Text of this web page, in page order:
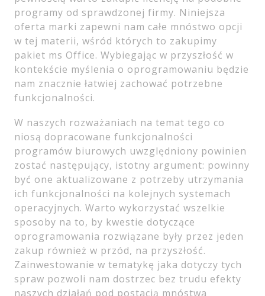
programy od sprawdzonej firmy. Niniejsza
oferta marki zapewni nam całe mnóstwo opcji
w tej materii, wśród których to zakupimy
pakiet ms Office. Wybiegając w przyszłość w
kontekście myślenia o oprogramowaniu będzie
nam znacznie łatwiej zachować potrzebne
funkcjonalności.
W naszych rozważaniach na temat tego co
niosą dopracowane funkcjonalności
programów biurowych uwzględniony powinien
zostać następujący, istotny argument: powinny
być one aktualizowane z potrzeby utrzymania
ich funkcjonalności na kolejnych systemach
operacyjnych. Warto wykorzystać wszelkie
sposoby na to, by kwestie dotyczące
oprogramowania rozwiązane były przez jeden
zakup również w przód, na przyszłość.
Zainwestowanie w tematykę jaka dotyczy tych
spraw pozwoli nam dostrzec bez trudu efekty
naszych działań pod postacią mnóstwa